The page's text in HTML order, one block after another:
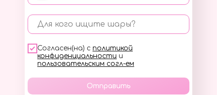
Для кого ищите шары?
Согласен(на) с политикой
конфиденциальности и
пользовательским согл-ем
Отправить